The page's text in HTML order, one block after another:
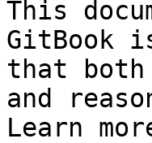
This
GitBook
that both
and
Learn